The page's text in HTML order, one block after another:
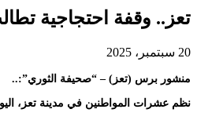
تعز.. وقفة احتجاجية
20 سبتمبر، 2025
منشور برس (تعز) – “صحيفة الثوري”:..
نظم عشرات المواطنين في مدينة تعز،